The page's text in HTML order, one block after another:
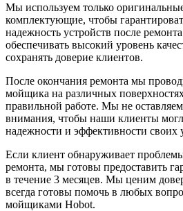
Мы используем только
комплектующие, чтобы
надежность устройств после
обеспечивать высокий уровень
сохранять доверие клиентов.
После окончания ремонта мы
мойщика на различных
правильной работе. Мы не
внимания, чтобы наши клиенты
надежности и эффективности своих
Если клиент обнаруживает
ремонта, мы готовы предоставить
в течение 3 месяцев. Мы ценим
всегда готовы помочь в любых
мойщиками Hobot.